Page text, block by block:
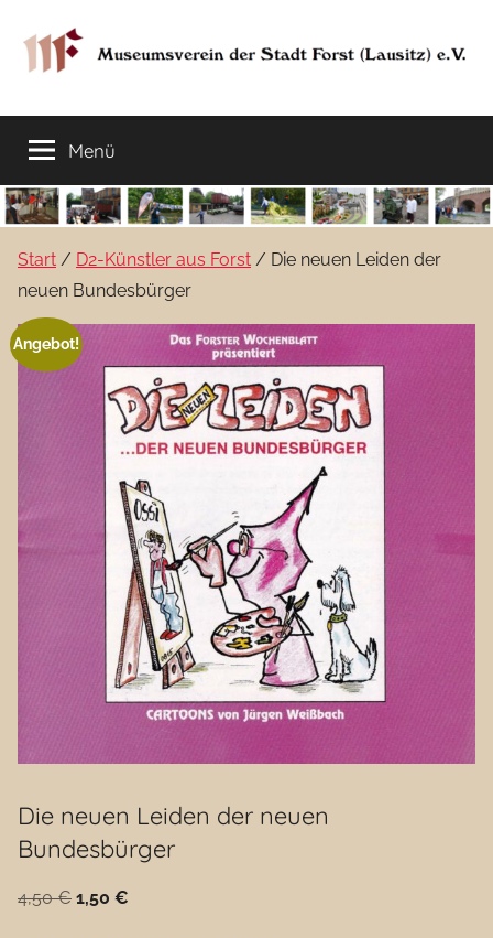
Inhalt
springen
Museumsverein
der
Stadt
Forst
(Lausitz)
37
–
03149
Lausitz)
Menü
Start / D2-Künstler aus Forst / Die neuen Leiden der
neuen Bundesbürger
Angebot!
Die neuen Leiden der neuen
Bundesbürger
4,50€ Ursprünglicher
1,50 €